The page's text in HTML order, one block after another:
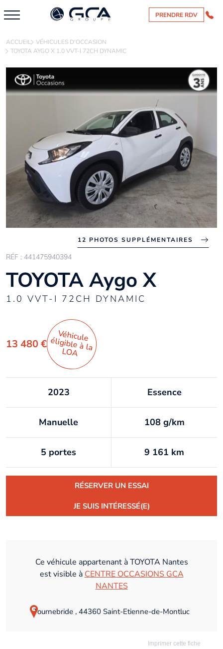
PRENDRE RDV
ACCUEIL VÉHICULES D'OCCASION
TOYOTA AYGO X 1.0 VVT-I 72CH DYNAMIC
12 PHOTOS SUPPLÉMENTAIRES
RÉF : 441475940394
TOYOTA Aygo X
1.0 VVT-I 72CH DYNAMIC
13 480 €
Véhicule
éligible à la
LO
A
2023 Essence
Manuelle 108 g/km
5 portes 9 161 km
RÉSERVER UN ESSAI
JE SUIS INTÉRESSÉ(E)
Ce véhicule appartenant à TOYOTA Nantes
est visible à CENTRE OCCASIONS GCA
NANTES
Tournebride , 44360 Saint-Etienne-de-Montluc
Imprimer cette fiche